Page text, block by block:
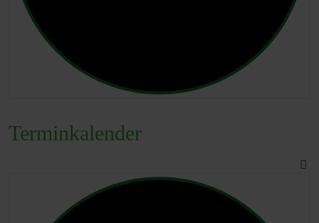
Terminkalender